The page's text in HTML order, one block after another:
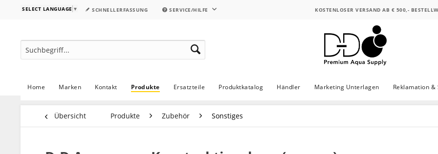
SELECT LANGUAGE ▼ SCHNELLERFASSUNG SERVICE/HILFE KOSTENLOSER VERSAND AB € 500,-
Home Marken Kontakt Produkte Ersatzteile Produktkatalog Händler Marketing Unterlagen Reklamation &
Übersicht Produkte Zubehör Sonstiges